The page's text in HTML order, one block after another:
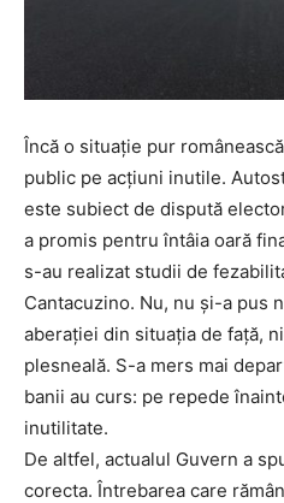
Încă o situație pur
public pe acțiuni inutile.
este subiect de dispută
a promis pentru întâia oară
s-au realizat studii de
Cantacuzino. Nu, nu și-a pus
aberației din situația de față,
plesneală. S-a mers mai
banii au curs: pe repede
inutilitate.
De altfel, actualul Guvern a
corecta. Întrebarea care